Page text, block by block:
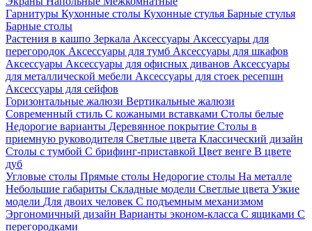
Гарнитуры Кухонные столы Кухонные стулья Барные стулья
Барные столы
Растения в кашпо Зеркала Аксессуары Аксессуары для
перегородок Аксессуары для тумб Аксессуары для шкафов
Аксессуары Аксессуары для офисных диванов Аксессуары
для металлической мебели Аксессуары для стоек ресепшн
Аксессуары для сейфов
Горизонтальные жалюзи Вертикальные жалюзи
Современный стиль С кожаными вставками Столы белые
Недорогие варианты Деревянное покрытие Столы в
приемную руководителя Светлые цвета Классический дизайн
Столы с тумбой С брифинг-приставкой Цвет венге В цвете
дуб
Угловые столы Прямые столы Недорогие столы На металле
Небольшие габариты Складные модели Светлые цвета Узкие
модели Для двоих человек С подъемным механизмом
Эргономичный дизайн Варианты эконом-класса С ящиками С
перегородками